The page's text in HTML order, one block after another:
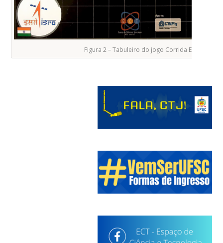
Figura 2 – Tabuleiro do jogo Corrida Espacial